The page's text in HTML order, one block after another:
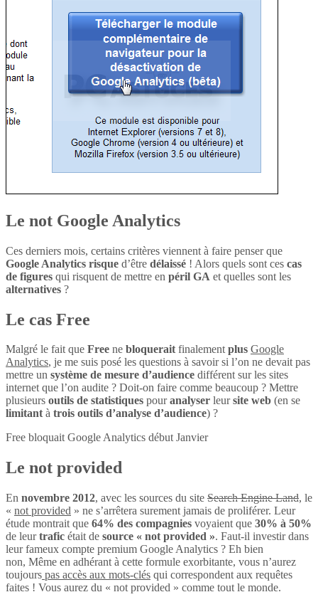
Le not Google Analytics
Ces derniers mois, certains critères viennent à faire penser que
Google Analytics risque d’être délaissé ! Alors quels sont ces cas
de figures qui risquent de mettre en péril GA et quelles sont les
alternatives ?
Le cas Free
Malgré le fait que Free ne bloqueraitfinalementplus Google
Analytics, je me suis posé les questions à savoir si l’on ne devait pas
mettre un système de mesure d’audience différent sur les sites
internet que l’on audite ? Doit-on faire comme beaucoup ? Mettre
plusieurs outils de statistiques pouranalyser leursite web (en se
limitantà trois outils d’analyse d’audience) ?
Free bloquait Google Analytics début Janvier
Le not provided
En novembre 2012, avec les sources du site Search Engine Land, le
« not provided » ne s’arrêtera surement jamais de proliférer. Leur
étude montrait que 64% des compagnies voyaient que 30% à 50%
de leurtrafic était de source « not provided ». Faut-il investir dans
leur fameux compte premium Google Analytics ? Eh bien
non, Même en adhérant à cette formule exorbitante, vous n’aurez
toujours pas accès aux mots-clés qui correspondent aux requêtes
faites ! Vous aurez du « not provided » comme tout le monde.